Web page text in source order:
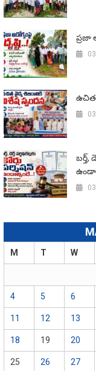
ప్రజా
ఉచిత
బర్త్,
M T W
4 5 6
11 12 13
18 19 20
25 26 27